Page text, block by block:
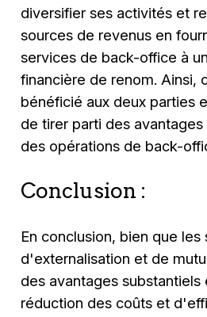
diversifier ses activités et
sources de revenus en
services de back-office à
financière de renom. Ainsi,
bénéficié aux deux parties
de tirer parti des
des opérations de back-
Conclusion :
En conclusion, bien que les
d'externalisation et de
des avantages substantiels
réduction des coûts et